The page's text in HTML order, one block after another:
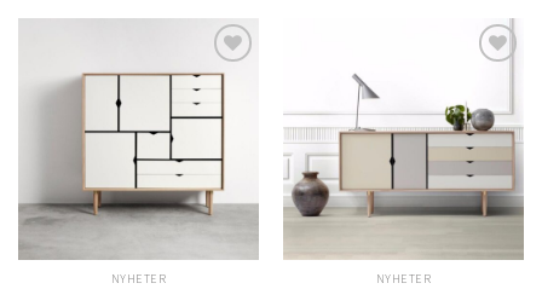
till i
NYHETER
Lägg
till i
önskelistan
NYHETER